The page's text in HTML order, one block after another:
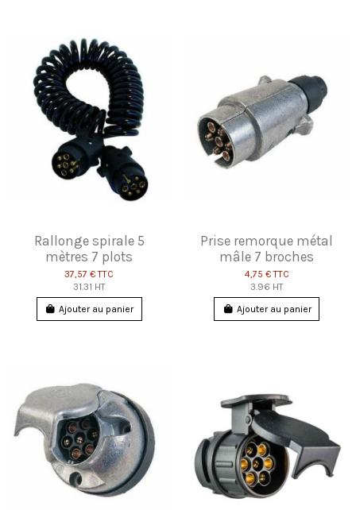
Rallonge spirale 5
mètres 7 plots
37,57 €TTC
31.31 HT
Ajouter au panier
Prise remorque métal
mâle 7 broches
4,75 €TTC
3.96 HT
Ajouter au panier